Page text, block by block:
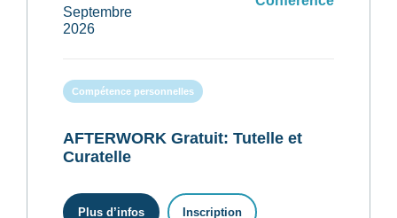
Septembre
2026
Compétence personnelles
AFTERWORK Gratuit: Tutelle et
Curatelle
Plus d’infos Inscription